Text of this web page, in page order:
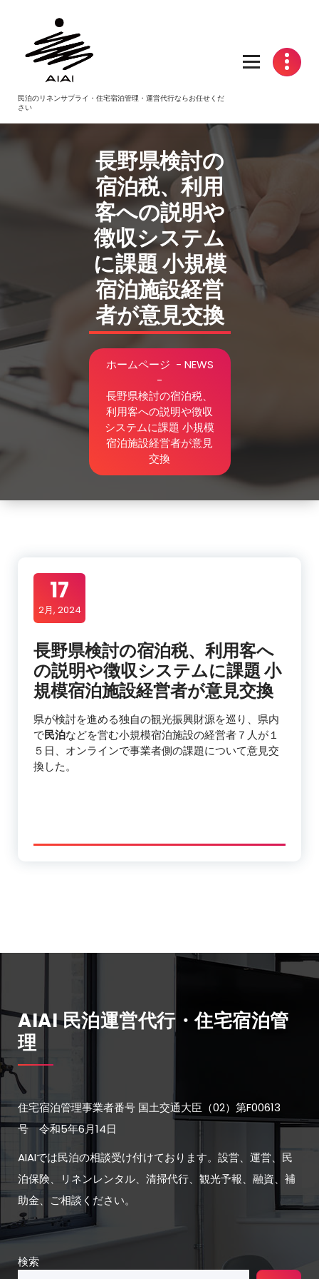
民泊のリネンサプライ・住宅宿泊管理・運営代行ならお任せくだ
さい
長野県検討の
宿泊税、利用
客への説明や
徴収システム
に課題 小規模
宿泊施設経営
者が意見交換
ホームページ - NEWS
-
長野県検討の宿泊税、
利用客への説明や徴収
システムに課題 小規模
宿泊施設経営者が意見
交換
17
2月, 2024
長野県検討の宿泊税、利用客へ
の説明や徴収システムに課題 小
規模宿泊施設経営者が意見交換
県が検討を進める独自の観光振興財源を巡り、県内
で民泊などを営む小規模宿泊施設の経営者７人が１
５日、オンラインで事業者側の課題について意見交
換した。
AIAI 民泊運営代行・住宅宿泊管
理
住宅宿泊管理事業者番号 国土交通大臣（02）第F00613
号 令和5年6月14日
AIAIでは民泊の相談受け付けております。設営、運営、民
泊保険、リネンレンタル、清掃代行、観光予報、融資、補
助金、ご相談ください。
検索